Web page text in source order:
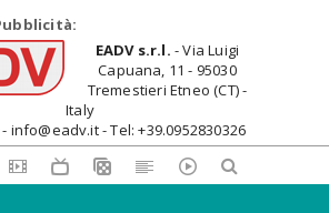
EADV s.r.l. - Via Luigi
Capuana, 11 - 95030
Tremestieri Etneo (CT) -
Italy
info@eadv.it - Tel: +39.0952830326